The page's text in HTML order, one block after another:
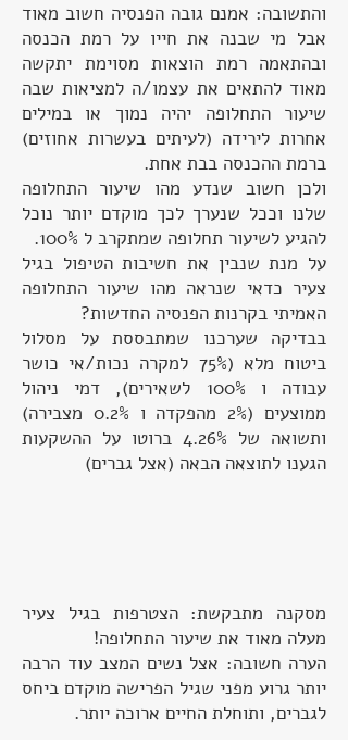
והתשובה: אמנם גובה הפנסיה חשוב מאוד
אבל מי שבנה את חייו על רמת הכנסה
ובהתאמה רמת הוצאות מסוימת יתקשה
מאוד להתאים את עצמו/ה למציאות שבה
שיעור התחלופה יהיה נמוך או במילים
אחרות לירידה (לעיתים בעשרות אחוזים)
ברמת ההכנסה בבת אחת.
ולכן חשוב שנדע מהו שיעור התחלופה
שלנו וככל שנערך לכך מוקדם יותר נוכל
להגיע לשיעור תחלופה שמתקרב ל 100%.
על מנת שנבין את חשיבות הטיפול בגיל
צעיר כדאי שנראה מהו שיעור התחלופה
האמיתי בקרנות הפנסיה החדשות?
בבדיקה שערכנו שמתבססת על מסלול
ביטוח מלא (75% למקרה נכות/אי כושר
עבודה ו 100% לשאירים), דמי ניהול
ממוצעים (2% מהפקדה ו 0.2% מצבירה)
ותשואה של 4.26% ברוטו על ההשקעות
הגענו לתוצאה הבאה (אצל גברים)
מסקנה מתבקשת: הצטרפות בגיל צעיר
מעלה מאוד את שיעור התחלופה!
הערה חשובה: אצל נשים המצב עוד הרבה
יותר גרוע מפני שגיל הפרישה מוקדם ביחס
לגברים, ותוחלת החיים ארוכה יותר.